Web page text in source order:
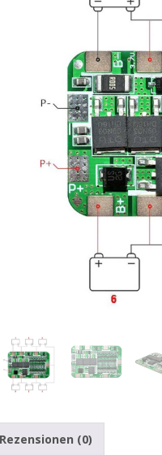
Rezensionen (0)